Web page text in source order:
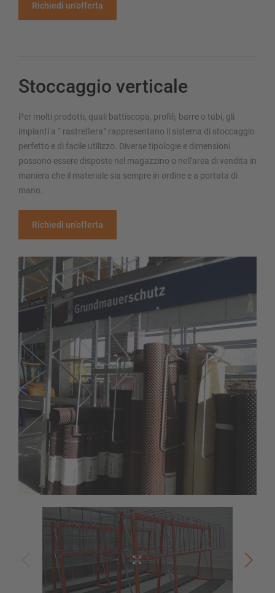
Richiedi un’offerta
Stoccaggio verticale
Per molti prodotti, quali battiscopa, profili, barre o tubi, gli
impianti a “ rastrelliera” rappresentano il sistema di stoccaggio
perfetto e di facile utilizzo. Diverse tipologie e dimensioni
possono essere disposte nel magazzino o nell'area di vendita in
maniera che il materiale sia sempre in ordine e a portata di
mano.
Richiedi un’offerta